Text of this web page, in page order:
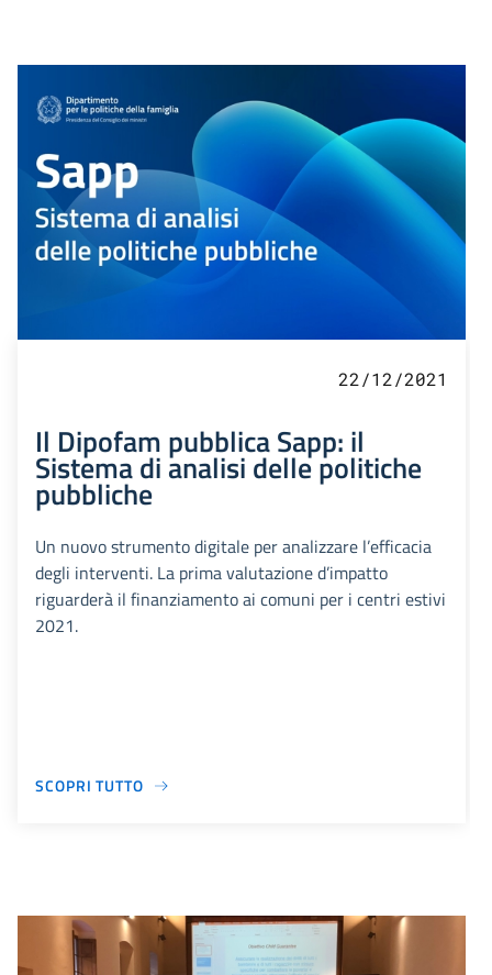
22/12/2021
Il Dipofam pubblica Sapp: il
Sistema di analisi delle politiche
pubbliche
Un nuovo strumento digitale per analizzare l’efficacia
degli interventi. La prima valutazione d’impatto
riguarderà il finanziamento ai comuni per i centri estivi
2021.
SCOPRI TUTTO